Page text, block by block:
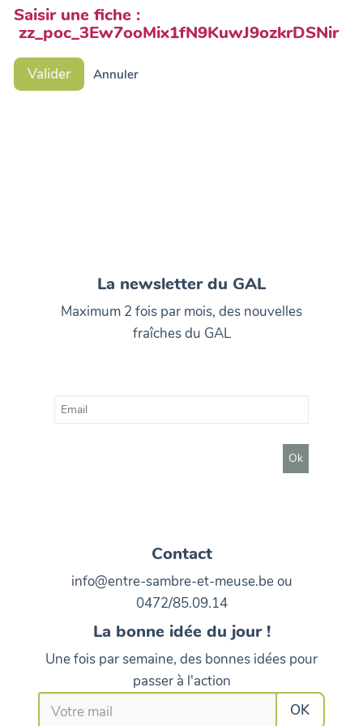
Saisir une fiche :
zz_poc_3Ew7ooMix1fN9KuwJ9ozkrDSNir
Valider Annuler
La newsletter du GAL
Maximum 2 fois par mois, des nouvelles
fraîches du GAL
Contact
info@entre-sambre-et-meuse.be ou
0472/85.09.14
La bonne idée du jour !
Une fois par semaine, des bonnes idées pour
passer à l'action